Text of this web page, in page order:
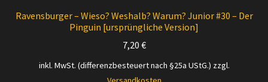
Ravensburger – Wieso? Weshalb? Warum? Junior #30 – Der
Pinguin [ursprüngliche Version]
7,20 €
inkl. MwSt. (differenzbesteuert nach §25a UStG.) zzgl.